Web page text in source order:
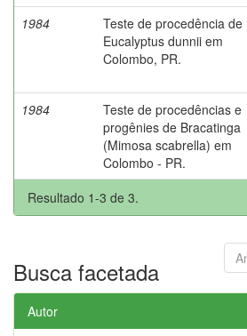
1984
Teste de procedência de
Eucalyptus dunnii em
Colombo, PR.
1984
Teste de procedências e
progênies de Bracatinga
(Mimosa scabrella) em
Colombo - PR.
Resultado 1-3 de 3.
Busca facetada
Autor